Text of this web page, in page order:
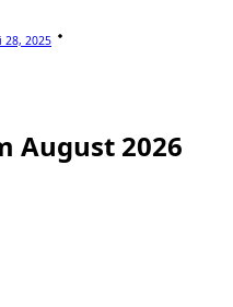
28, 2025
August 2026